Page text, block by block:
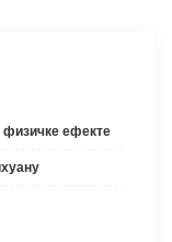
физичке ефекте